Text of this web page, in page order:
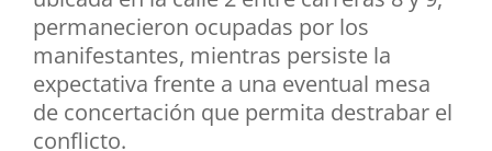
permanecieron ocupadas por los
manifestantes, mientras persiste la
expectativa frente a una eventual mesa
de concertación que permita destrabar el
conflicto.